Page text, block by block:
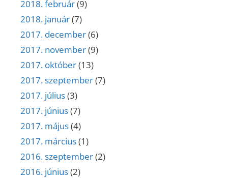
2018. február(9)
2018. január(7)
2017. december(6)
2017. november(9)
2017. október(13)
2017. szeptember(7)
2017. július(3)
2017. június(7)
2017. május(4)
2017. március(1)
2016. szeptember(2)
2016. június(2)